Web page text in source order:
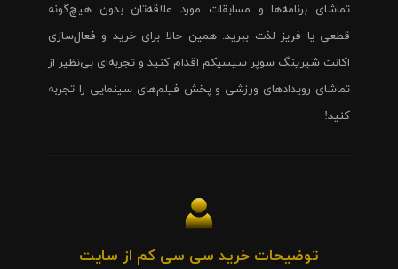
تماشای برنامه‌ها و مسابقات مورد علاقه‌تان بدون هیچ‌گونه
قطعی یا فریز لذت ببرید. همین حالا برای خرید و فعال‌سازی
اکانت شیرینگ سوپر سیسیکم اقدام کنید و تجربه‌ای بی‌نظیر از
تماشای رویدادهای ورزشی و پخش فیلم‌های سینمایی را تجربه
کنید!
توضیحات خرید سی سی کم از سایت